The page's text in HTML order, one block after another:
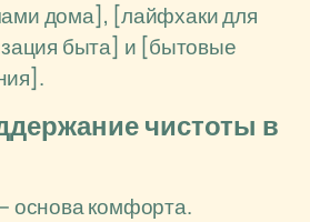
дома], [лайфхаки для
быта] и [бытовые
чистоты в
основа комфорта.